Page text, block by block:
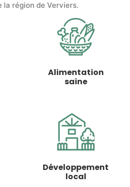
région de Verviers.
Alimentation
saine
Développement
local